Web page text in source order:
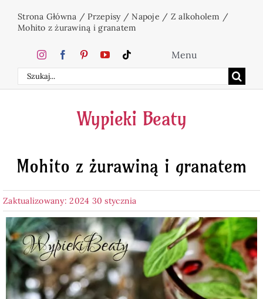
Strona Główna /Przepisy/Napoje / Z alkoholem /
Mohito z żurawiną i granatem
Szukaj
Menu
Home
Ciasta
Desery
Napoje
Pieczywo
Wypieki Beaty
Mohito z żurawiną i granatem
Zaktualizowany: 2024 30 stycznia